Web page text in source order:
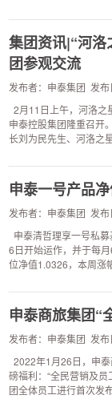
集团资讯|“河
团参观交流
发布者：申泰集团 发
2月11日上午，河洛之
申泰控股集团隆重召开
长刘为民先生、河洛之
申泰一号产品
发布者：申泰集团 发
申泰清哲理享一号私
6日开始运作，并于每
位净值1.0326，本周涨
申泰商旅集团“
发布者：申泰集团 发
2022年1月26日，申
磅福利：“全民营销及
团全体员工进行首次发